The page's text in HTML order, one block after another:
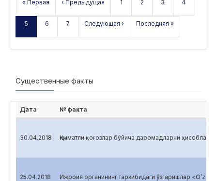
« Первая ‹ Предыдущая 1 2 3 4
5 6 7 Следующая › Последняя »
Существенные факты
Дата № факта
30.04.2018 Қимматли қоғозлар бўйича даромадларни ҳисоблаш
25.04.2018 Ижроия органининг таркибидаги ўзгаришлар